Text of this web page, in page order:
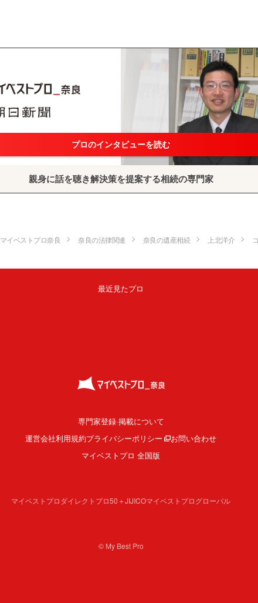
プロのインタビューを読む
親身に話を聴き解決策を提案する相続の専門家
マイベストプロ奈良 奈良の法律関連 奈良の遺産相続 上北洋介
最近見たプロ
専門家登録·掲載について
運営会社利用規約プライバシーポリシー
お問い合わせ
マイベストプロ 全国版
マイベストプロダイレクト プロ50＋JIJICOマイベストプログローバル
© My Best Pro